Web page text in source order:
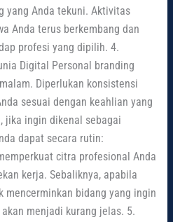
yang Anda tekuni. Aktivitas
Anda terus berkembang dan
profesi yang dipilih. 4.
Digital Personal branding
Diperlukan konsistensi
sesuai dengan keahlian yang
jika ingin dikenal sebagai
dapat secara rutin:
citra profesional Anda
kerja. Sebaliknya, apabila
mencerminkan bidang yang ingin
menjadi kurang jelas. 5.